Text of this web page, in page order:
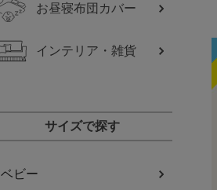
お昼寝布団カバー
インテリア・雑貨
サイズで探す
ベビー